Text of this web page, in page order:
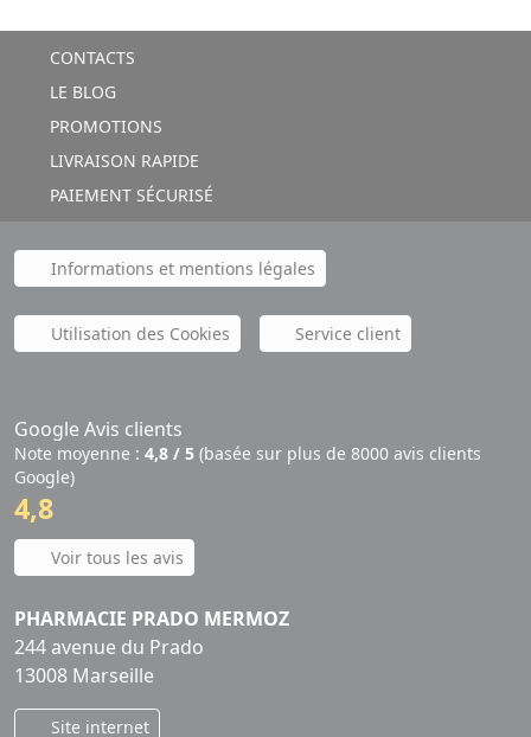
CONTACTS
LE BLOG
PROMOTIONS
LIVRAISON RAPIDE
PAIEMENT SÉCURISÉ
Informations et mentions légales
Utilisation des Cookies Service client
Google Avis clients
Note moyenne : 4,8 / 5 (basée sur plus de 8000 avis clients
Google)
4,8
Voir tous les avis
PHARMACIE PRADO MERMOZ
244 avenue du Prado
13008 Marseille
Site internet